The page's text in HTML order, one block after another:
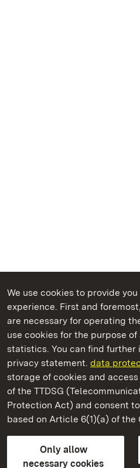
We use cookies to provide
experience. First and
are necessary for operating
use cookies for the purpose
statistics. You can find further
privacy statement. data
storage of cookies and
of the TTDSG
Protection Act) and consent
based on Article 6(1)(a) of the
Only allow
necessary cookies
State Palaces and
Rastatt Residential Palace
State Palaces and Gardens
Contact usFAQMasthead